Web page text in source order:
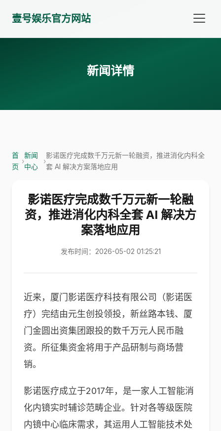
壹号娱乐官方网站
新闻详情
首
页
›
新闻
中心
›
影诺医疗完成数千万元新一轮融资，推进消化内科全
套 AI 解决方案落地应用
影诺医疗完成数千万元新一轮融
资，推进消化内科全套 AI 解决方
案落地应用
发布时间：2026-05-02 01:25:21
近来，厦门影诺医疗科技有限公司（影诺医
疗）完结由元生创投领投，新丝路本钱、厦
门金圆出资集团跟投的数千万元人民币融
资。所征集资金将用于产品研制与商场营
销。
影诺医疗成立于2017年，是一家人工智能消
化内镜实时辅诊范畴企业。针对各等级医院
内镜中心临床需求，其运用人工智能技术处